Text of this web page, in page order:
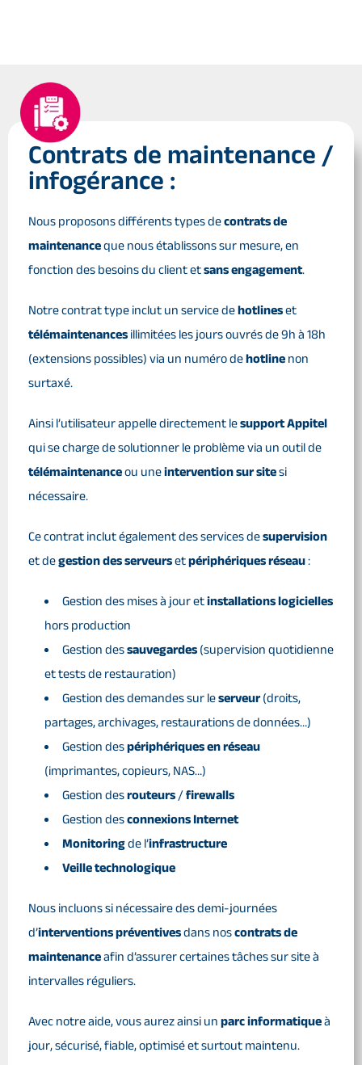
Contrats de maintenance /
infogérance :
Nous proposons différents types decontrats de
maintenanceque nous établissons sur mesure, en
fonction des besoins du client etsans engagement.
Notre contrat type inclut un service dehotlineset
télémaintenances illimitées les jours ouvrés de 9h à 18h
(extensions possibles) via un numéro dehotline non
surtaxé.
Ainsi l’utilisateur appelle directement lesupport Appitel
qui se charge de solutionner le problème via un outil de
télémaintenanceou uneintervention sur sitesi
nécessaire.
Ce contrat inclut également des services desupervision
et degestion des serveursetpériphériques réseau:
Gestion des mises à jour etinstallations logicielles
hors production
Gestion dessauvegardes (supervision quotidienne
et tests de restauration)
Gestion des demandes sur leserveur(droits,
partages, archivages, restaurations de données…)
Gestion despériphériques en réseau
(imprimantes, copieurs, NAS…)
Gestion desrouteurs /firewalls
Gestion desconnexions Internet
Monitoringde l’infrastructure
Veille technologique
Nous incluons si nécessaire des demi-journées
d’interventions préventivesdans noscontrats de
maintenanceafin d’assurer certaines tâches sur site à
intervalles réguliers.
Avec notre aide, vous aurez ainsi un parc informatiqueà
jour, sécurisé, fiable, optimisé et surtout maintenu.